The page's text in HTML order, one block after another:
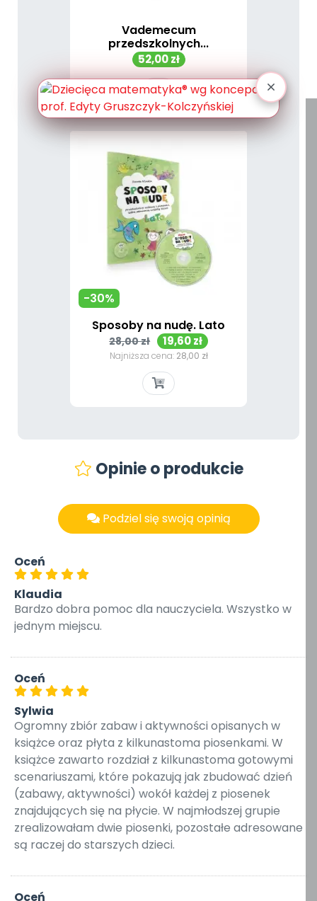
Vademecum
przedszkolnych...
Cena
52,00 zł
Sposoby na nudę. Lato
Cena
podstawowa
28,00 zł Cena
19,60 zł
Najniższa cena: 28,00 zł
-30%
Opinie o produkcie
Podziel się swoją opinią
Oceń
Klaudia
Bardzo dobra pomoc dla nauczyciela. Wszystko w
jednym miejscu.
Oceń
Sylwia
Ogromny zbiór zabaw i aktywności opisanych w
książce oraz płyta z kilkunastoma piosenkami. W
książce zawarto rozdział z kilkunastoma gotowymi
scenariuszami, które pokazują jak zbudować dzień
(zabawy, aktywności) wokół każdej z piosenek
znajdujących się na płycie. W najmłodszej grupie
zrealizowałam dwie piosenki, pozostałe adresowane
są raczej do starszych dzieci.
Oceń